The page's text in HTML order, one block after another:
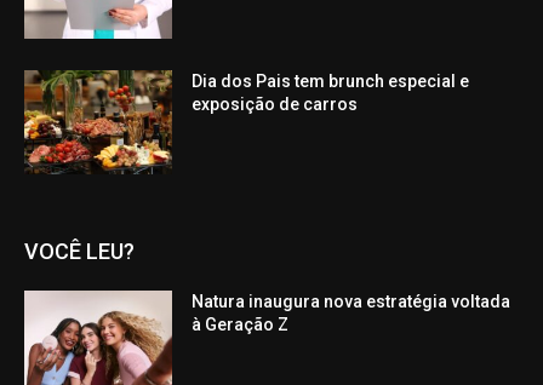
Dia dos Pais tem brunch especial e
exposição de carros
VOCÊ LEU?
Natura inaugura nova estratégia voltada
à Geração Z